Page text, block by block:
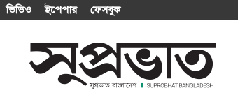
ভিডিও ইপেপার ফেসবুক